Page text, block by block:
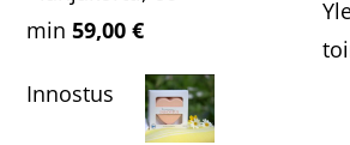
min 59,00€
Innostus